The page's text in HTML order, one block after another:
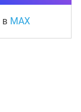
в MAX